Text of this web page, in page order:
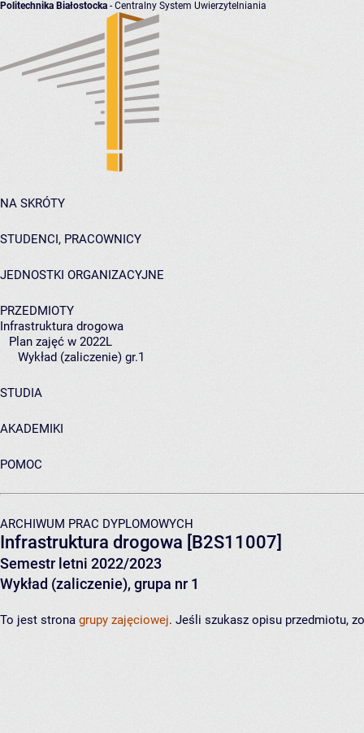
Politechnika Białostocka - Centralny System Uwierzytelniania
NA SKRÓTY
STUDENCI, PRACOWNICY
JEDNOSTKI ORGANIZACYJNE
PRZEDMIOTY
Infrastruktura drogowa
Plan zajęć w 2022L
Wykład (zaliczenie) gr.1
STUDIA
AKADEMIKI
POMOC
ARCHIWUM PRAC DYPLOMOWYCH
Infrastruktura drogowa [B2S11007]
Semestr letni 2022/2023
Wykład (zaliczenie), grupa nr 1
To jest strona grupy zajęciowej. Jeśli szukasz opisu przedmiotu,